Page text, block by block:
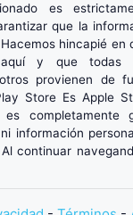
es
que la
hincapié en
y que todas
provienen de
Store Es Apple
es
información
continuar